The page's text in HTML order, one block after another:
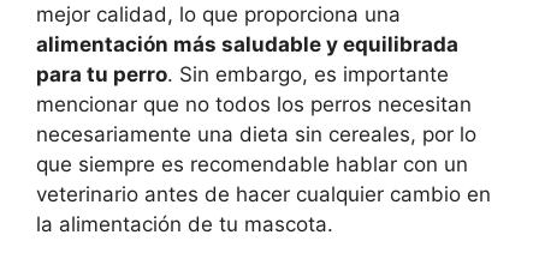
mejor calidad, lo que proporciona una
alimentación más saludable y equilibrada
para tu perro. Sin embargo, es importante
mencionar que no todos los perros necesitan
necesariamente una dieta sin cereales, por lo
que siempre es recomendable hablar con un
veterinario antes de hacer cualquier cambio en
la alimentación de tu mascota.